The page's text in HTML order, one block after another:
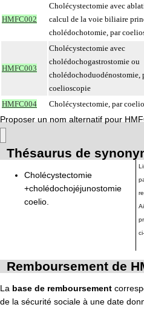
HMFC002
Cholécystectomie avec
calcul de la voie biliaire
cholédochotomie, par
HMFC003
Cholécystectomie avec
cholédochogastrostomie ou
cholédochoduodénostomie,
coelioscopie
HMFC004 Cholécystectomie, par
Proposer un nom alternatif pour
Thésaurus de
Cholécystectomie
+cholédochojéjunostomie
coelio.
Remboursement de
La base de remboursement
de la sécurité sociale à une date